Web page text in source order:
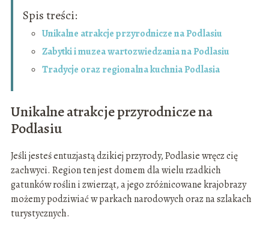
Spis treści:
Unikalne atrakcje przyrodnicze na Podlasiu
Zabytki i muzea wartozwiedzania na Podlasiu
Tradycje oraz regionalna kuchnia Podlasia
Unikalne atrakcje przyrodnicze na
Podlasiu
Jeśli jesteś entuzjastą dzikiej przyrody, Podlasie wręcz cię
zachwyci. Region ten jest domem dla wielu rzadkich
gatunków roślin i zwierząt, a jego zróżnicowane krajobrazy
możemy podziwiać w parkach narodowych oraz na szlakach
turystycznych.